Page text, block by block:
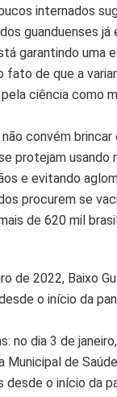
internados
guanduenses já
garantindo uma
fato de que a
ciência como
convém
protejam usando
e evitando
procurem se
de 620 mil
de 2022, Baixo
o início da
no dia 3 de
Municipal de
o início da